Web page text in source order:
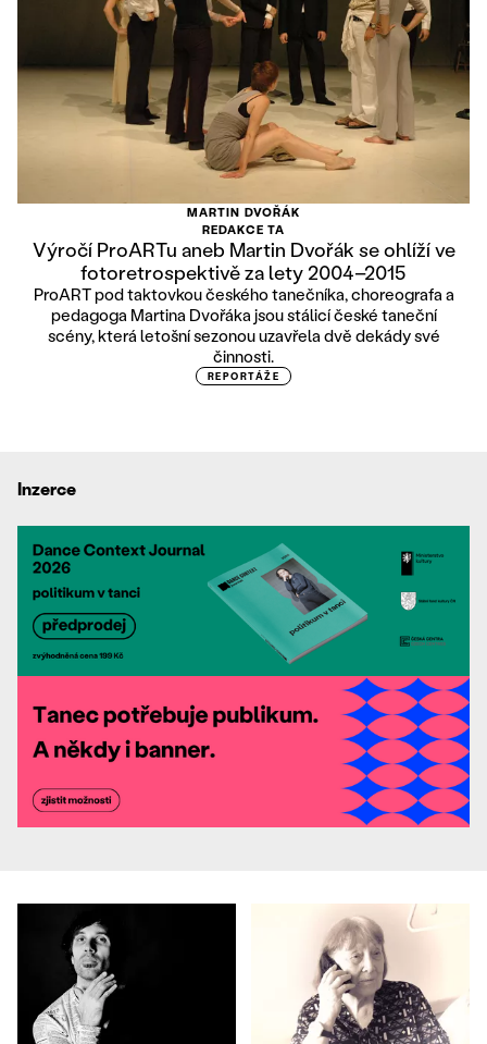
MARTIN DVOŘÁK
REDAKCE TA
Výročí ProARTu aneb Martin Dvořák se ohlíží ve
fotoretrospektivě za lety 2004–2015
ProART pod taktovkou českého tanečníka, choreografa a
pedagoga Martina Dvořáka jsou stálicí české taneční
scény, která letošní sezonou uzavřela dvě dekády své
činnosti.
REPORTÁŽE
Inzerce